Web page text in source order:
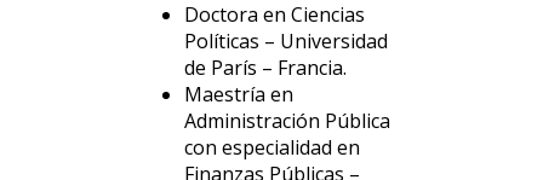
Doctora en Ciencias
Políticas – Universidad
de París – Francia.
Maestría en
Administración Pública
con especialidad en
Finanzas Públicas –